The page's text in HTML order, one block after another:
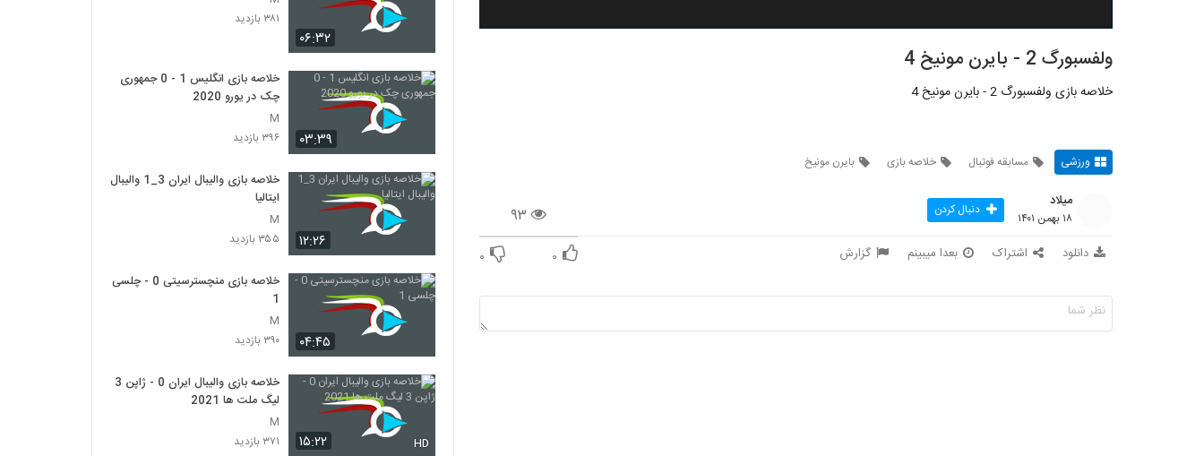
ولفسبورگ 2 - بایرن مونیخ 4
خلاصه بازی ولفسبورگ 2 - بایرن مونیخ 4
ورزشی مسابقه فوتبال خلاصه بازی بایرن مونیخ
۹۳
میلاد
۱۸ بهمن ۱۴۰۱ دنبال کردن
دانلود اشتراک بعدا میبینم گزارش ۰ ۰
۰۶:۳۲
۳۸۱ بازدید
۰۳:۳۹
خلاصه بازی انگلیس 1 - 0 جمهوری
چک در یورو 2020
M
۳۹۶ بازدید
۱۲:۲۶
خلاصه بازی والیبال ایران 3_1 والیبال
ایتالیا
M
۳۵۵ بازدید
۰۴:۴۵
خلاصه بازی منچسترسیتی 0 - چلسی
1
M
۳۹۰ بازدید
۱۵:۲۲ HD
خلاصه بازی والیبال ایران 0 - ژاپن 3
لیگ ملت ها 2021
M
۳۷۱ بازدید